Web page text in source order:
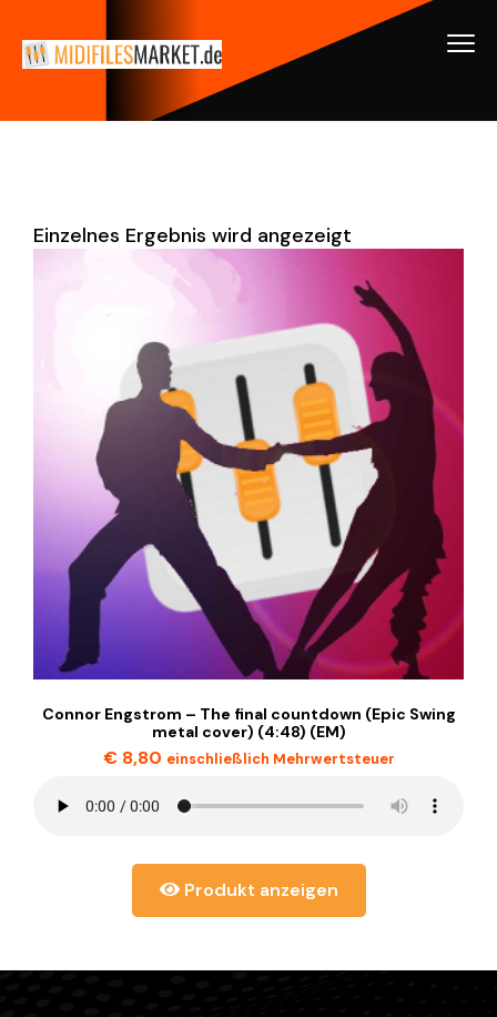
Einzelnes Ergebnis wird angezeigt
Connor Engstrom – The final countdown (Epic Swing
metal cover) (4:48) (EM)
€8,80 einschließlich Mehrwertsteuer
Produkt anzeigen